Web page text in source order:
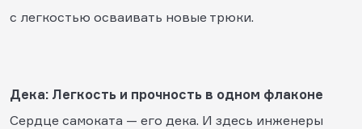
с легкостью осваивать новые трюки.
Дека: Легкость и прочность в одном флаконе
Сердце самоката — его дека. И здесь инженеры